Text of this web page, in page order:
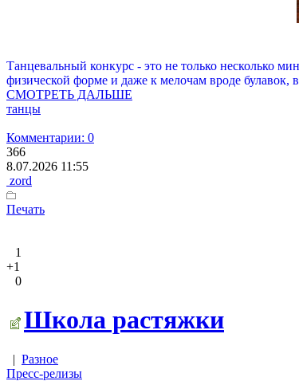
Танцевальный конкурс - это не только несколько
физической форме и даже к мелочам вроде булавок,
СМОТРЕТЬ ДАЛЬШЕ
танцы
Комментарии: 0
366
8.07.2026 11:55
zord
Печать
1
+1
0
Школа растяжки
| Разное
Пресс-релизы